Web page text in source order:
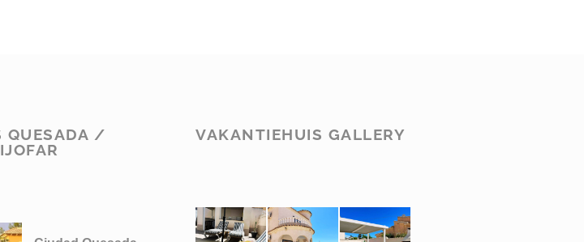
QUESADA /
VAKANTIEHUIS GALLERY